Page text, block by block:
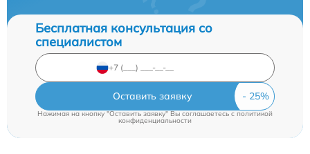
Бесплатная консультация со
специалистом
Оставить заявку
Нажимая на кнопку "Оставить заявку" Вы соглашаетесь cполитикой
конфиденциальности